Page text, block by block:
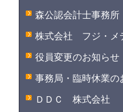
森公認会計士事務所
株式会社 フジ・メ
役員変更のお知らせ
事務局・臨時休業の
ＤＤＣ 株式会社